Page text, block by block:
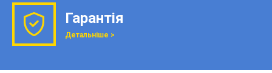
Гарантія
Детальніше >